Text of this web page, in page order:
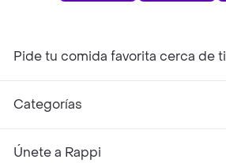
Pide tu comida favorita cerca de ti
Categorías
Únete a Rappi